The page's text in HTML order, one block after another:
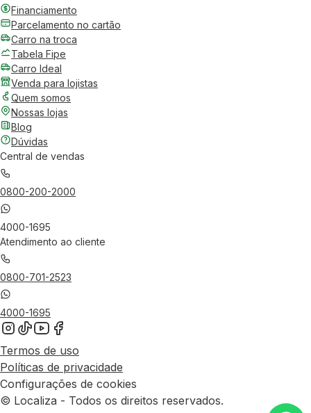
Financiamento
Parcelamento no cartão
Carro na troca
Tabela Fipe
Carro Ideal
Venda para lojistas
Quem somos
Nossas lojas
Blog
Dúvidas
Central de vendas
0800-200-2000
4000-1695
Atendimento ao cliente
0800-701-2523
4000-1695
Termos de uso
Políticas de privacidade
Configurações de cookies
© Localiza - Todos os direitos reservados.